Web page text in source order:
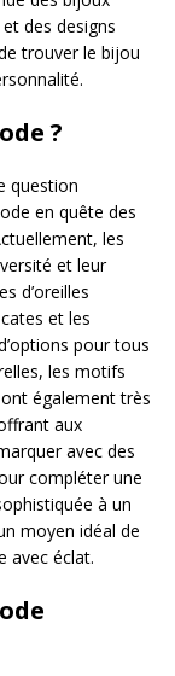
des designs
trouver le bijou
?
question
en quête des
les
et leur
d’oreilles
et les
pour tous
les motifs
également très
aux
avec des
compléter une
à un
moyen idéal de
avec éclat.